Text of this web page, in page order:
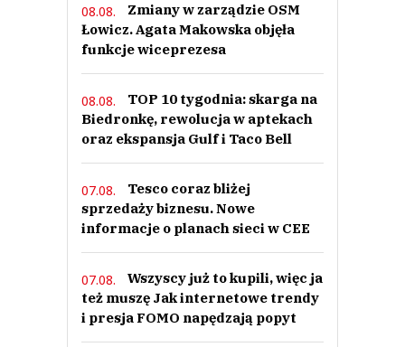
08.08.
Zmiany w zarządzie OSM
Łowicz. Agata Makowska objęła
funkcje wiceprezesa
08.08.
TOP 10 tygodnia: skarga na
Biedronkę, rewolucja w aptekach
oraz ekspansja Gulf i Taco Bell
07.08.
Tesco coraz bliżej
sprzedaży biznesu. Nowe
informacje o planach sieci w CEE
07.08.
Wszyscy już to kupili, więc ja
też muszę Jak internetowe trendy
i presja FOMO napędzają popyt